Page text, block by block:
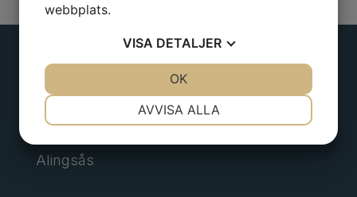
Adress
Alingsås
webbplats.
VISA DETALJER
MARKNADSFÖRING
AVVISA ALLA
OK